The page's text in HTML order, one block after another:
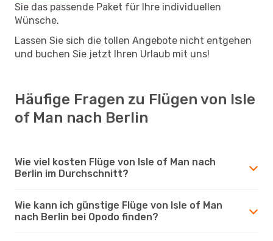
Sie das passende Paket für Ihre individuellen
Wünsche.
Lassen Sie sich die tollen Angebote nicht entgehen
und buchen Sie jetzt Ihren Urlaub mit uns!
Häufige Fragen zu Flügen von Isle
of Man nach Berlin
Wie viel kosten Flüge von Isle of Man nach
Berlin im Durchschnitt?
Wie kann ich günstige Flüge von Isle of Man
nach Berlin bei Opodo finden?